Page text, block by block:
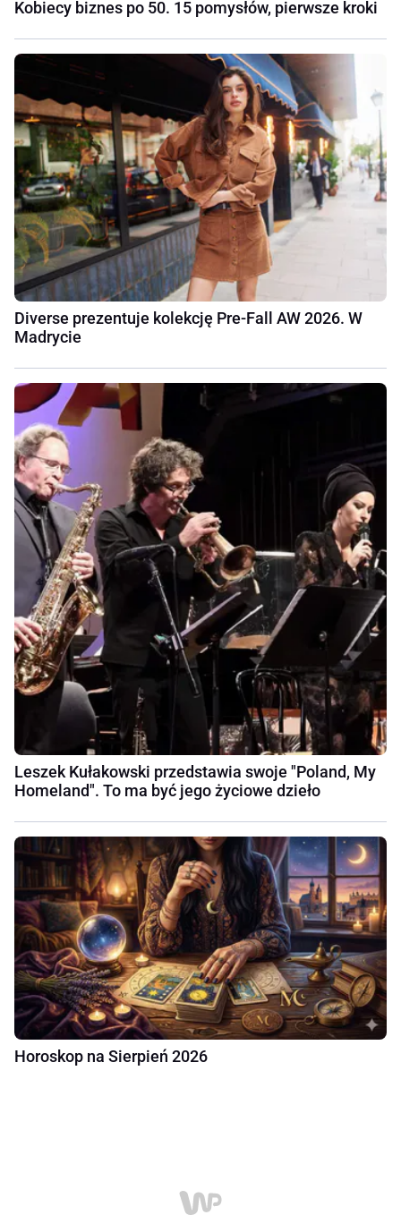
Kobiecy biznes po 50. 15 pomysłów, pierwsze kroki
Diverse prezentuje kolekcję Pre-Fall AW 2026. W
Madrycie
Leszek Kułakowski przedstawia swoje "Poland, My
Homeland". To ma być jego życiowe dzieło
Horoskop na Sierpień 2026